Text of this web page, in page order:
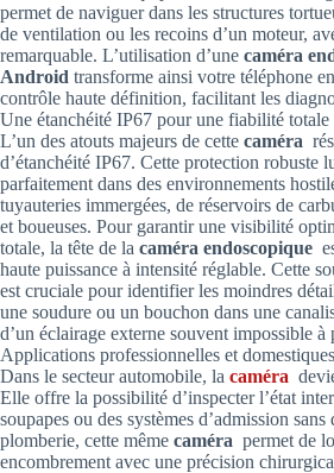
permet de naviguer dans les structures
de ventilation ou les recoins d’un moteur,
remarquable. L’utilisation d’une caméra
Android transforme ainsi votre téléphone
contrôle haute définition, facilitant les
Une étanchéité IP67 pour une fiabilité totale
L’un des atouts majeurs de cette caméra
d’étanchéité IP67. Cette protection robuste
parfaitement dans des environnements
tuyauteries immergées, de réservoirs de
et boueuses. Pour garantir une visibilité
totale, la tête de la caméra endoscopique
haute puissance à intensité réglable. Cette
est cruciale pour identifier les moindres
une soudure ou un bouchon dans une
d’un éclairage externe souvent impossible à
Applications professionnelles et domestiques
Dans le secteur automobile, la caméra
Elle offre la possibilité d’inspecter l’état
soupapes ou des systèmes d’admission
plomberie, cette même caméra permet de
encombrement avec une précision